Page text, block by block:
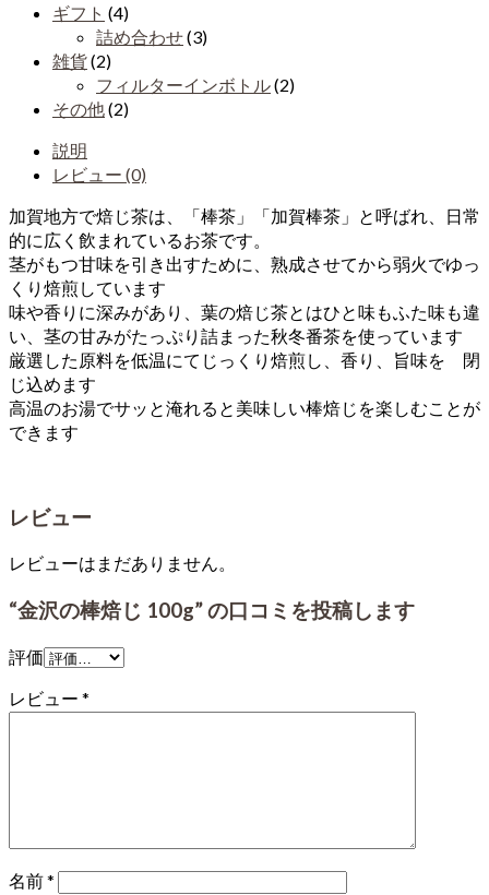
ギフト (4)
詰め合わせ(3)
雑貨(2)
フィルターインボトル(2)
その他(2)
説明
レビュー (0)
加賀地方で焙じ茶は、「棒茶」「加賀棒茶」と呼ばれ、日常
的に広く飲まれているお茶です。
茎がもつ甘味を引き出すために、熟成させてから弱火でゆっ
くり焙煎しています
味や香りに深みがあり、葉の焙じ茶とはひと味もふた味も違
い、茎の甘みがたっぷり詰まった秋冬番茶を使っています
厳選した原料を低温にてじっくり焙煎し、香り、旨味を 閉
じ込めます
高温のお湯でサッと淹れると美味しい棒焙じを楽しむことが
できます
レビュー
レビューはまだありません。
“金沢の棒焙じ 100g” の口コミを投稿します
評価
レビュー *
名前*